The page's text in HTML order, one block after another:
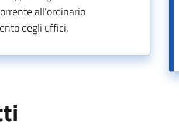
all’ordinario
degli uffici,